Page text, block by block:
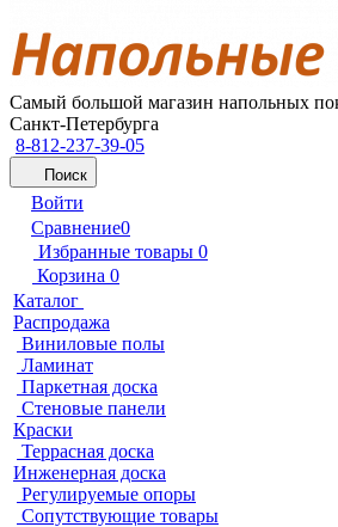
Самый большой магазин напольных
Санкт-Петербурга
8-812-237-39-05
Поиск
Войти
Сравнение0
Избранные товары 0
Корзина 0
Каталог
Распродажа
Виниловые полы
Ламинат
Паркетная доска
Стеновые панели
Краски
Террасная доска
Инженерная доска
Регулируемые опоры
Сопутствующие товары